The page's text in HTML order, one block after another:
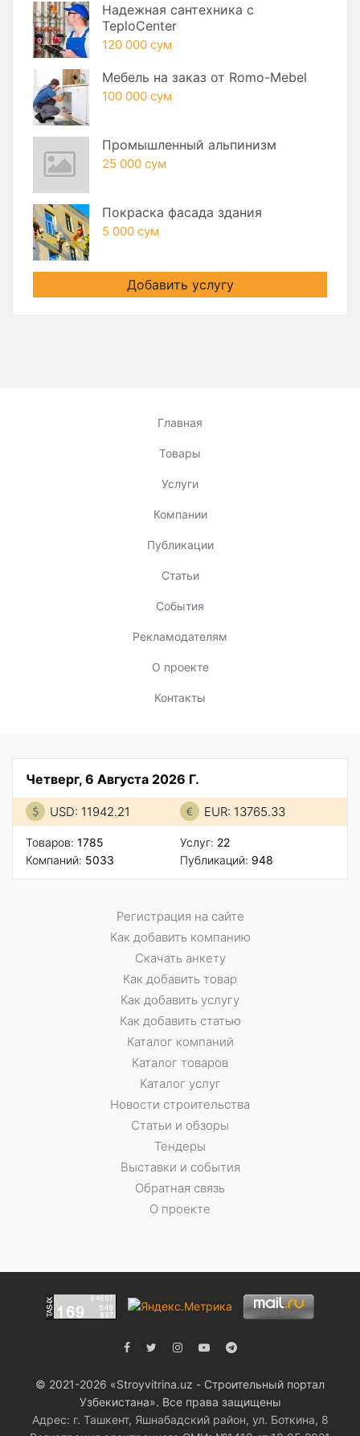
Надежная сантехника с
TeploCenter
120 000 сум
Мебель на заказ от Romo-Mebel
100 000 сум
Промышленный альпинизм
25 000 сум
Покраска фасада здания
5 000 сум
Добавить услугу
Главная
Товары
Услуги
Компании
Публикации
Статьи
События
Рекламодателям
О проекте
Контакты
Четверг, 6 Августа 2026 Г.
USD: 11942.21 EUR: 13765.33
Товаров: 1785
Компаний: 5033
Услуг: 22
Публикаций: 948
Регистрация на сайте
Как добавить компанию
Скачать анкету
Как добавить товар
Как добавить услугу
Как добавить статью
Каталог компаний
Каталог товаров
Каталог услуг
Новости строительства
Статьи и обзоры
Тендеры
Выставки и события
Обратная связь
О проекте
© 2021-2026 «Stroyvitrina.uz - Строительный портал
Узбекистана». Все права защищены
Адрес: г. Ташкент, Яшнабадский район, ул. Боткина, 8